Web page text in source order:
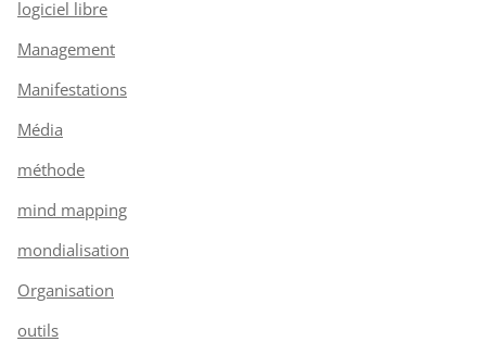
logiciel libre
Management
Manifestations
Média
méthode
mind mapping
mondialisation
Organisation
outils